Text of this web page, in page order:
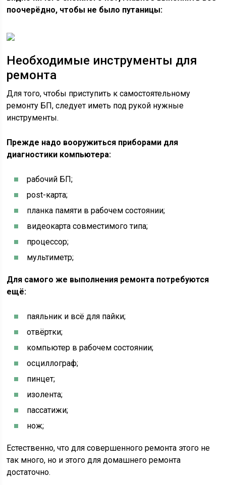
поочерёдно, чтобы не было путаницы:
Необходимые инструменты для
ремонта
Для того, чтобы приступить к самостоятельному
ремонту БП, следует иметь под рукой нужные
инструменты.
Прежде надо вооружиться приборами для
диагностики компьютера:
рабочий БП;
post-карта;
планка памяти в рабочем состоянии;
видеокарта совместимого типа;
процессор;
мультиметр;
Для самого же выполнения ремонта потребуются
ещё:
паяльник и всё для пайки;
отвёртки;
компьютер в рабочем состоянии;
осциллограф;
пинцет;
изолента;
пассатижи;
нож;
Естественно, что для совершенного ремонта этого не
так много, но и этого для домашнего ремонта
достаточно.